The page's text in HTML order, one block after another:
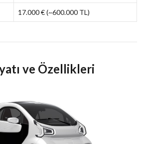
17.000 € (~600.000 TL)
ve Özellikleri